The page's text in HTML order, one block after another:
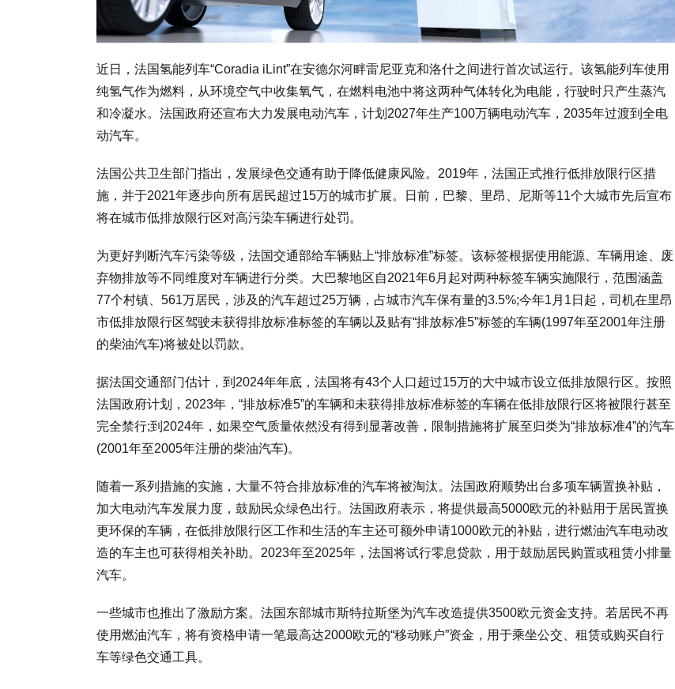
近日，法国氢能列车“Coradia iLint”在安德尔河畔雷尼亚克和洛什之间进行首次试运行。该氢能列车使用
纯氢气作为燃料，从环境空气中收集氧气，在燃料电池中将这两种气体转化为电能，行驶时只产生蒸汽
和冷凝水。法国政府还宣布大力发展电动汽车，计划2027年生产100万辆电动汽车，2035年过渡到全电
动汽车。
法国公共卫生部门指出，发展绿色交通有助于降低健康风险。2019年，法国正式推行低排放限行区措
施，并于2021年逐步向所有居民超过15万的城市扩展。日前，巴黎、里昂、尼斯等11个大城市先后宣布
将在城市低排放限行区对高污染车辆进行处罚。
为更好判断汽车污染等级，法国交通部给车辆贴上“排放标准”标签。该标签根据使用能源、车辆用途、废
弃物排放等不同维度对车辆进行分类。大巴黎地区自2021年6月起对两种标签车辆实施限行，范围涵盖
77个村镇、561万居民，涉及的汽车超过25万辆，占城市汽车保有量的3.5%;今年1月1日起，司机在里昂
市低排放限行区驾驶未获得排放标准标签的车辆以及贴有“排放标准5”标签的车辆(1997年至2001年注册
的柴油汽车)将被处以罚款。
据法国交通部门估计，到2024年年底，法国将有43个人口超过15万的大中城市设立低排放限行区。按照
法国政府计划，2023年，“排放标准5”的车辆和未获得排放标准标签的车辆在低排放限行区将被限行甚至
完全禁行;到2024年，如果空气质量依然没有得到显著改善，限制措施将扩展至归类为“排放标准4”的汽车
(2001年至2005年注册的柴油汽车)。
随着一系列措施的实施，大量不符合排放标准的汽车将被淘汰。法国政府顺势出台多项车辆置换补贴，
加大电动汽车发展力度，鼓励民众绿色出行。法国政府表示，将提供最高5000欧元的补贴用于居民置换
更环保的车辆，在低排放限行区工作和生活的车主还可额外申请1000欧元的补贴，进行燃油汽车电动改
造的车主也可获得相关补助。2023年至2025年，法国将试行零息贷款，用于鼓励居民购置或租赁小排量
汽车。
一些城市也推出了激励方案。法国东部城市斯特拉斯堡为汽车改造提供3500欧元资金支持。若居民不再
使用燃油汽车，将有资格申请一笔最高达2000欧元的“移动账户”资金，用于乘坐公交、租赁或购买自行
车等绿色交通工具。